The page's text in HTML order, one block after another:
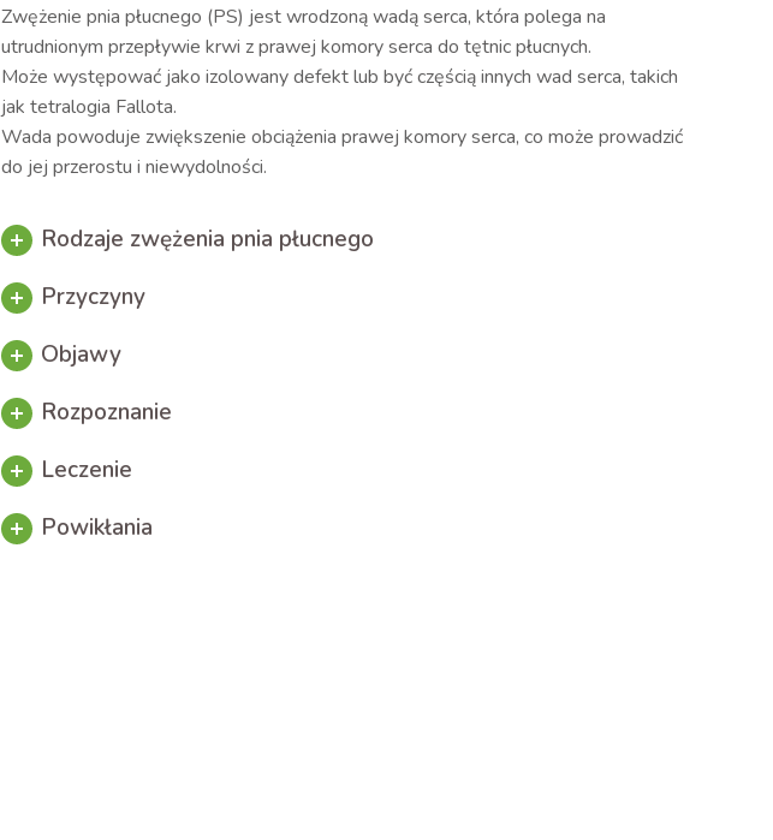
Zwężenie pnia płucnego (PS) jest wrodzoną wadą serca, która polega na
utrudnionym przepływie krwi z prawej komory serca do tętnic płucnych.
Może występować jako izolowany defekt lub być częścią innych wad serca, takich
jak tetralogia Fallota.
Wada powoduje zwiększenie obciążenia prawej komory serca, co może prowadzić
do jej przerostu i niewydolności.
Rodzaje zwężenia pnia płucnego
Przyczyny
Objawy
Rozpoznanie
Leczenie
Powikłania